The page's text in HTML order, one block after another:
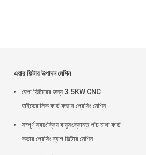
এয়ার ফিল্টার উত্পাদন মেশিন
হেপা ফিল্টারের জন্য 3.5KW CNC
হাইড্রোলিক কার্ড কভার প্রেসিং মেশিন
সম্পূর্ণ স্বয়ংক্রিয় বায়ুসংক্রান্ত পাঁচ মাথা কার্ড
কভার প্রেসিং ব্যাগ ফিল্টার মেশিন